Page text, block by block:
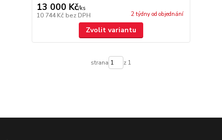
13 000 Kč/ks
10 744 Kč bez DPH 2 týdny od objednání
Zvolit variantu
strana z 1